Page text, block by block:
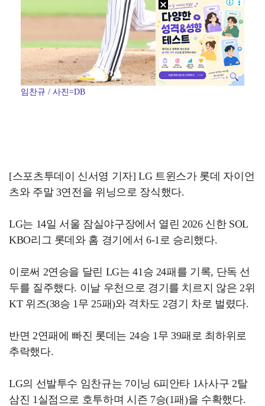
임찬규 / 사진=DB
[스포츠투데이 신서영 기자] LG 트윈스가 롯데 자이언
츠와 주말 3연전을 위닝으로 장식했다.
LG는 14일 서울 잠실야구장에서 열린 2026 신한 SOL
KBO리그 롯데와 홈 경기에서 6-1로 승리했다.
이로써 2연승을 달린 LG는 41승 24패를 기록, 단독 선
두를 질주했다. 이날 우천으로 경기를 치르지 않은 2위
KT 위즈(38승 1무 25패)와 격차도 2경기 차로 벌렸다.
반면 2연패에 빠진 롯데는 24승 1무 39패로 최하위로
추락했다.
LG의 선발투수 임찬규는 7이닝 6피안타 1사사구 2탈
삼진 1실점으로 호투하며 시즌 7승(1패)을 수확했다.